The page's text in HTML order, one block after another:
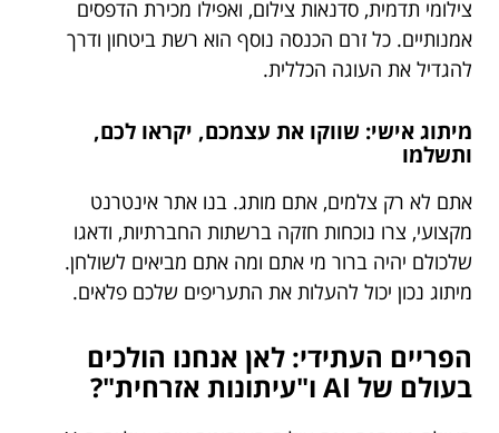
צילומי תדמית, סדנאות צילום, ואפילו מכירת הדפסים
אמנותיים. כל זרם הכנסה נוסף הוא רשת ביטחון ודרך
להגדיל את העוגה הכללית.
מיתוג אישי: שווקו את עצמכם, יקראו לכם,
ותשלמו
אתם לא רק צלמים, אתם מותג. בנו אתר אינטרנט
מקצועי, צרו נוכחות חזקה ברשתות החברתיות, ודאגו
שלכולם יהיה ברור מי אתם ומה אתם מביאים לשולחן.
מיתוג נכון יכול להעלות את התעריפים שלכם פלאים.
הפריים העתידי: לאן אנחנו הולכים
בעולם של AI ו"עיתונות אזרחית"?